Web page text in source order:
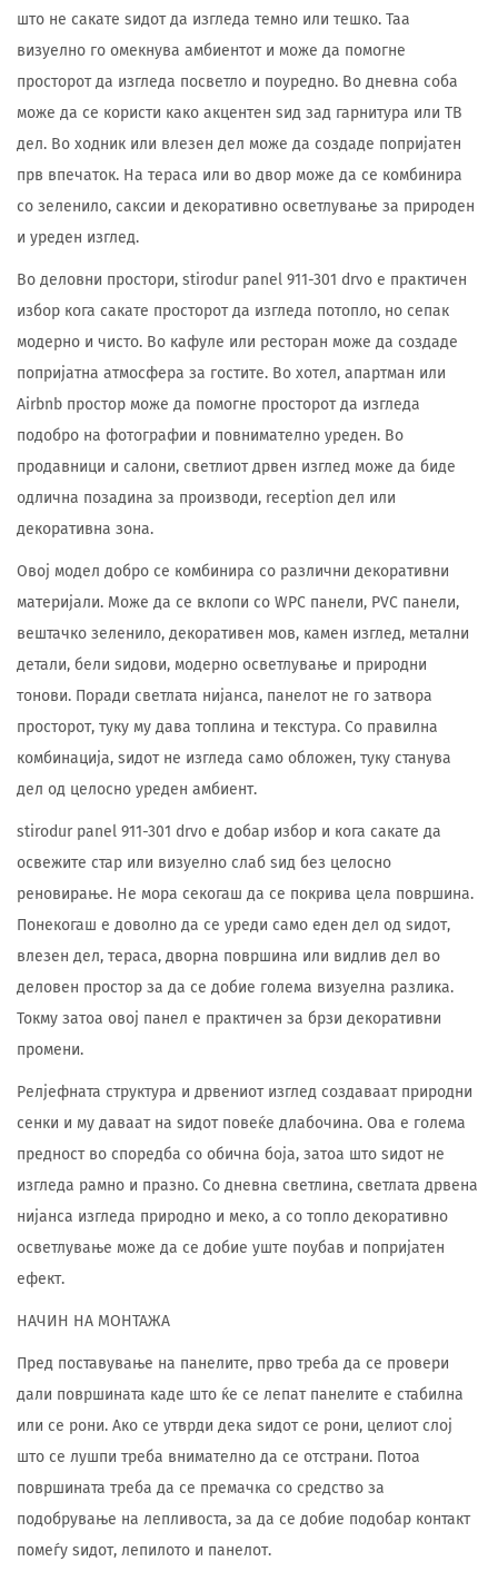
што не сакате ѕидот да изгледа темно или тешко. Таа
визуелно го омекнува амбиентот и може да помогне
просторот да изгледа посветло и поуредно. Во дневна соба
може да се користи како акцентен ѕид зад гарнитура или ТВ
дел. Во ходник или влезен дел може да создаде попријатен
прв впечаток. На тераса или во двор може да се комбинира
со зеленило, саксии и декоративно осветлување за природен
и уреден изглед.
Во деловни простори, stirodur panel 911-301 drvo е практичен
избор кога сакате просторот да изгледа потопло, но сепак
модерно и чисто. Во кафуле или ресторан може да создаде
попријатна атмосфера за гостите. Во хотел, апартман или
Airbnb простор може да помогне просторот да изгледа
подобро на фотографии и повнимателно уреден. Во
продавници и салони, светлиот дрвен изглед може да биде
одлична позадина за производи, reception дел или
декоративна зона.
Овој модел добро се комбинира со различни декоративни
материјали. Може да се вклопи со WPC панели, PVC панели,
вештачко зеленило, декоративен мов, камен изглед, метални
детали, бели ѕидови, модерно осветлување и природни
тонови. Поради светлата нијанса, панелот не го затвора
просторот, туку му дава топлина и текстура. Со правилна
комбинација, ѕидот не изгледа само обложен, туку станува
дел од целосно уреден амбиент.
stirodur panel 911-301 drvo е добар избор и кога сакате да
освежите стар или визуелно слаб ѕид без целосно
реновирање. Не мора секогаш да се покрива цела површина.
Понекогаш е доволно да се уреди само еден дел од ѕидот,
влезен дел, тераса, дворна површина или видлив дел во
деловен простор за да се добие голема визуелна разлика.
Токму затоа овој панел е практичен за брзи декоративни
промени.
Релјефната структура и дрвениот изглед создаваат природни
сенки и му даваат на ѕидот повеќе длабочина. Ова е голема
предност во споредба со обична боја, затоа што ѕидот не
изгледа рамно и празно. Со дневна светлина, светлата дрвена
нијанса изгледа природно и меко, а со топло декоративно
осветлување може да се добие уште поубав и попријатен
ефект.
НАЧИН НА МОНТАЖА
Пред поставување на панелите, прво треба да се провери
дали површината каде што ќе се лепат панелите е стабилна
или се рони. Ако се утврди дека ѕидот се рони, целиот слој
што се лушпи треба внимателно да се отстрани. Потоа
површината треба да се премачка со средство за
подобрување на лепливоста, за да се добие подобар контакт
помеѓу ѕидот, лепилото и панелот.